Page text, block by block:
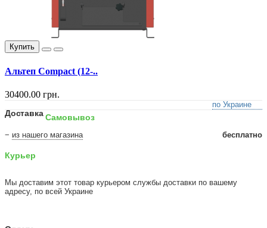
Купить
Альтеп Compact (12-..
30400.00 грн.
Доставка
по Украине
Самовывоз
− из нашего магазина бесплатно
Курьер
Мы доставим этот товар курьером службы доставки по вашему
адресу, по всей Украине